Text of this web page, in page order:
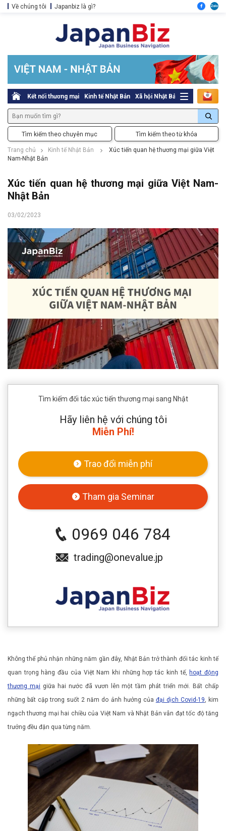
Về chúng tôi Japanbiz là gì?
Kết nối thương mại Kinh tế Nhật Bản Xã hội Nhật Bản Thủ tục pháp
Tìm kiếm theo chuyên mục Tìm kiếm theo từ khóa
Trang chủ Kinh tế Nhật Bản
Xúc tiến quan hệ thương mại giữa Việt
Nam-Nhật Bản
Xúc tiến quan hệ thương mại giữa Việt Nam-
Nhật Bản
03/02/2023
Tìm kiếm đối tác xúc tiến thương mại sang Nhật
Hãy liên hệ với chúng tôi
Miễn Phí!
Trao đổi miễn phí
Tham gia Seminar
0969 046 784
trading@onevalue.jp
Không thể phủ nhận những năm gần đây, Nhật Bản trở thành đối tác kinh tế
quan trọng hàng đầu của Việt Nam khi những hợp tác kinh tế, hoạt động
thương mại giữa hai nước đã vươn lên một tầm phát triển mới. Bất chấp
những bất cập trong suốt 2 năm do ảnh hưởng của đại dịch Covid-19 , kim
ngạch thương mại hai chiều của Việt Nam và Nhật Bản vẫn đạt tốc độ tăng
trưởng đều đặn qua từng năm.